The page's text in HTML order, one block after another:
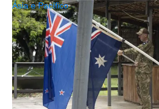
Ásia e Pacífico